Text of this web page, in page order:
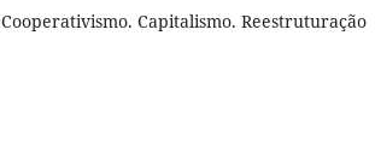
Cooperativismo. Capitalismo. Reestruturação